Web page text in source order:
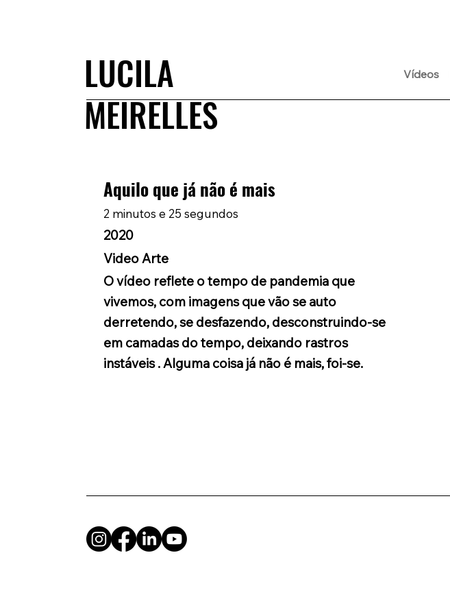
LUCILA
MEIRELLES
Vídeos
Aquilo que já não é mais
2 minutos e 25 segundos
2020
O vídeo reflete o tempo de pandemia que
vivemos, com imagens que vão se auto
derretendo, se desfazendo, desconstruindo-se
em camadas do tempo, deixando rastros
instáveis . Alguma coisa já não é mais, foi-se.
Video Arte